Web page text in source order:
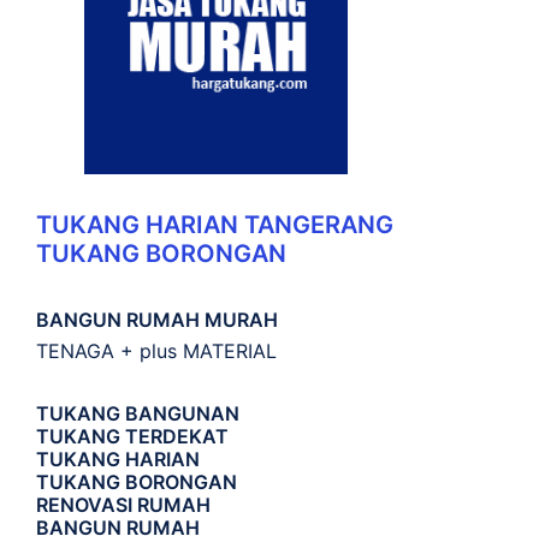
TUKANG HARIAN TANGERANG
TUKANG BORONGAN
BANGUN RUMAH MURAH
TENAGA + plus MATERIAL
TUKANG BANGUNAN
TUKANG TERDEKAT
TUKANG HARIAN
TUKANG BORONGAN
RENOVASI RUMAH
BANGUN RUMAH